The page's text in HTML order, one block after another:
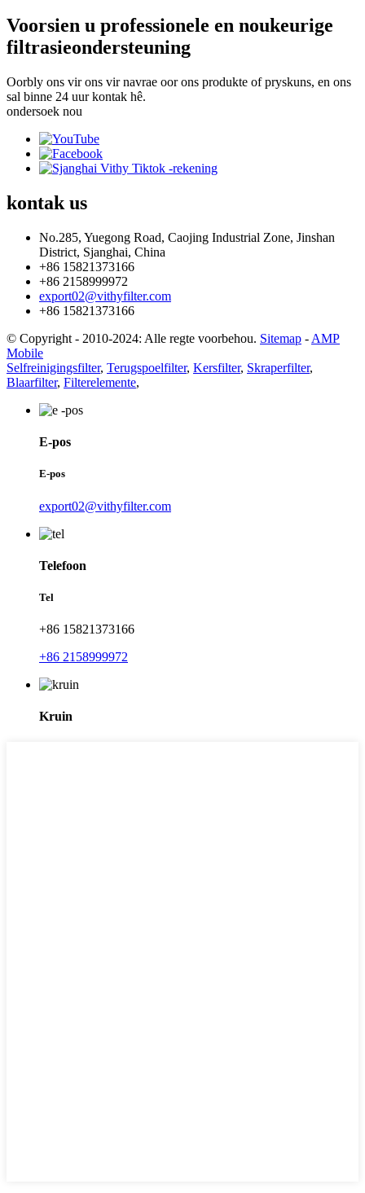
Voorsien u professionele en noukeurige
filtrasieondersteuning
Oorbly ons vir ons vir navrae oor ons produkte of pryskuns, en ons
sal binne 24 uur kontak hê.
ondersoek nou
kontak us
No.285, Yuegong Road, Caojing Industrial Zone, Jinshan
District, Sjanghai, China
+86 15821373166
+86 2158999972
export02@vithyfilter.com
+86 15821373166
© Copyright - 2010-2024: Alle regte voorbehou. Sitemap - AMP
Mobile
Selfreinigingsfilter, Terugspoelfilter, Kersfilter, Skraperfilter,
Blaarfilter, Filterelemente,
E-pos
E-pos
export02@vithyfilter.com
Telefoon
Tel
+86 15821373166
+86 2158999972
Kruin